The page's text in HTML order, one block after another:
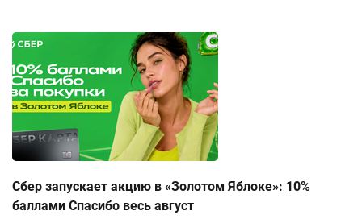
Сбер запускает акцию в «Золотом Яблоке»: 10%
баллами Спасибо весь август